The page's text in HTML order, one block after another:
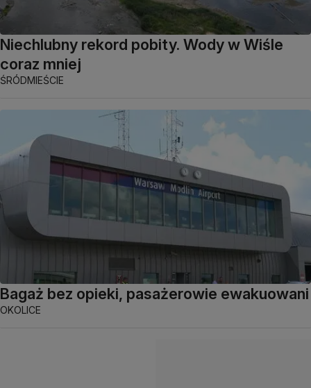
Niechlubny rekord pobity. Wody w Wiśle
coraz mniej
ŚRÓDMIEŚCIE
Bagaż bez opieki, pasażerowie ewakuowani
OKOLICE